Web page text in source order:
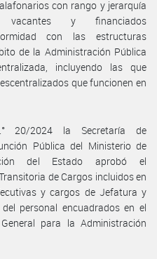
con rango y jerarquía
vacantes y financiados
con las estructuras
de la Administración Pública
incluyendo las que
que funcionen en
20/2024 la Secretaría de
Pública del Ministerio de
del Estado aprobó el
de Cargos incluidos en
y cargos de Jefatura y
personal encuadrados en el
para la Administración